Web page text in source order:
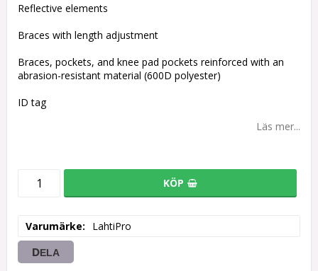
Reflective elements
Braces with length adjustment
Braces, pockets, and knee pad pockets reinforced with an
abrasion-resistant material (600D polyester)
ID tag
Läs mer...
KÖP
Varumärke LahtiPro
DELA